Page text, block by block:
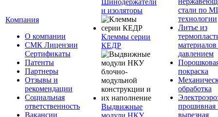
Компания
О компании
СМК Лицензии
Сертификаты
Патенты
Партнеры
Отзывы и
рекомендации
Социальная
ответственность
Вакансии
Шинодержатели
и изоляторы
Клеммы серии
КЕДР
Выдвижные
модули НКУ
стали по
технологии
Литье из
давлением
покраска
обработка
прошивная
вырезная